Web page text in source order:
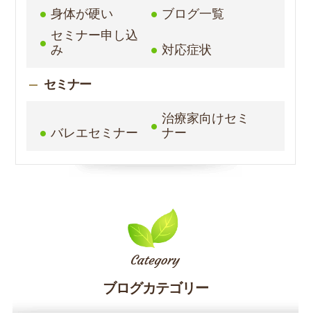
身体が硬い
ブログ一覧
セミナー申し込
み
対応症状
セミナー
バレエセミナー
治療家向けセミ
ナー
ブログカテゴリー